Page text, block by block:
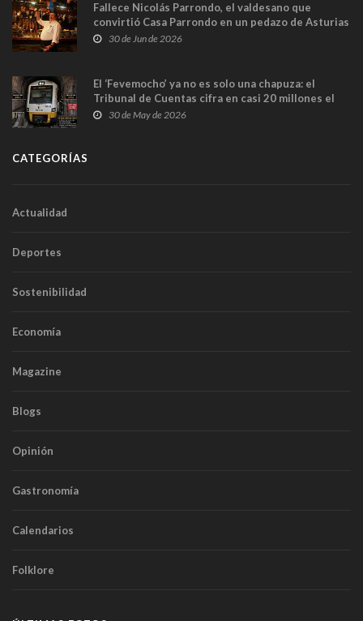
Fallece Nicolás Parrondo, el valdesano que
convirtió Casa Parrondo en un pedazo de Asturias
en Madrid
30 de Jun de 2026
El ‘Fevemocho’ ya no es solo una chapuza: el
Tribunal de Cuentas cifra en casi 20 millones el
sobrecoste de los trenes que no cabían por los
30 de May de 2026
CATEGORÍAS
Actualidad
Deportes
Sostenibilidad
Economía
Magazine
Blogs
Opinión
Gastronomía
Calendarios
Folklore